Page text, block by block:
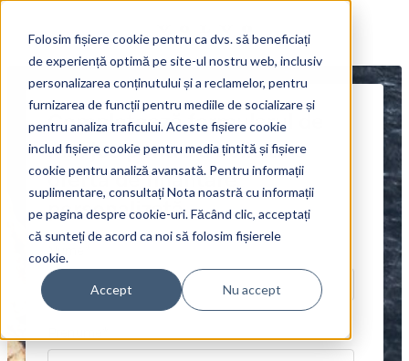
Folosim fișiere cookie pentru ca dvs. să beneficiați
de experiență optimă pe site-ul nostru web, inclusiv
personalizarea conținutului și a reclamelor, pentru
furnizarea de funcții pentru mediile de socializare și
pentru analiza traficului. Aceste fișiere cookie
includ fișiere cookie pentru media țintită și fișiere
cookie pentru analiză avansată. Pentru informații
suplimentare, consultați Nota noastră cu informații
pe pagina despre cookie-uri. Făcând clic, acceptați
că sunteți de acord ca noi să folosim fișierele
cookie.
Accept Nu accept
Completează formularul de
mai jos pentru a solicita o
ofertă de finanțare
personalizată
Nume